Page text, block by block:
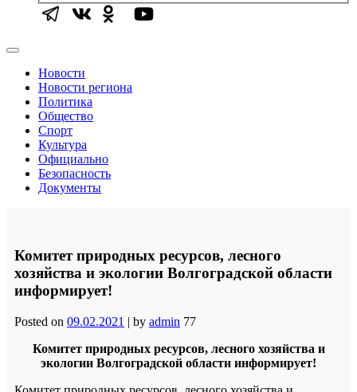
Новости
Новости региона
Политика
Общество
Спорт
Культура
Официально
Безопасность
Документы
Комитет природных ресурсов, лесного
хозяйства и экологии Волгоградской области
информирует!
Posted on 09.02.2021 | by admin 77
Комитет природных ресурсов, лесного хозяйства и
экологии Волгоградской области информирует!